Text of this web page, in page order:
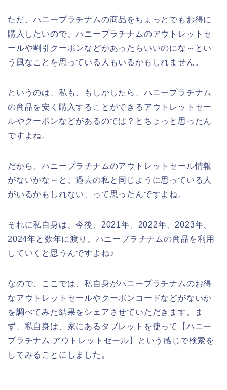
ただ、ハニープラチナムの商品をちょっとでもお得に
購入したいので、ハニープラチナムのアウトレットセ
ールや割引クーポンなどがあったらいいのにな～とい
う風なことを思っている人もいるかもしれません。
というのは、私も、もしかしたら、ハニープラチナム
の商品を安く購入することができるアウトレットセー
ルやクーポンなどがあるのでは？とちょっと思ったん
ですよね。
だから、ハニープラチナムのアウトレットセール情報
がないかな～と、過去の私と同じように思っている人
がいるかもしれない、って思ったんですよね。
それに私自身は、今後、2021年、2022年、2023年、
2024年と数年に渡り、ハニープラチナムの商品を利用
していくと思うんですよね♪
なので、ここでは、私自身がハニープラチナムのお得
なアウトレットセールやクーポンコードなどがないか
を調べてみた結果をシェアさせていただきます。ま
ず、私自身は、家にあるタブレットを使って【ハニー
プラチナム アウトレットセール】という感じで検索を
してみることにしました。